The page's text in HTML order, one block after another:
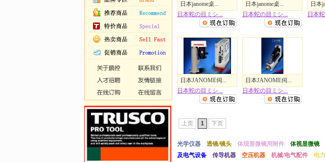
日本janome桌...
日本蛇の目ミシ...
日本janome桌...
日本蛇の目ミシ...
日本
日本
日本JANOME伺...
日本蛇の目ミシ...
日本JANOME伺...
日本蛇の目ミシ...
上页 1 下页
光学仪器 透镜/镜头 体现显微镜用附件 体视显微镜
及电气设备
传导机器 空压机器 机械/电气配件 电